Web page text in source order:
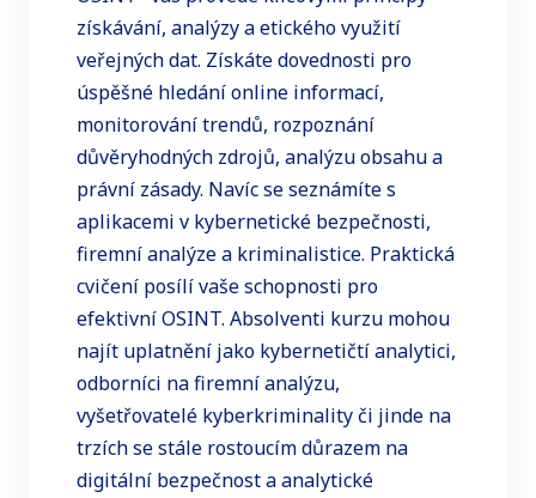
získávání, analýzy a etického využití
veřejných dat. Získáte dovednosti pro
úspěšné hledání online informací,
monitorování trendů, rozpoznání
důvěryhodných zdrojů, analýzu obsahu a
právní zásady. Navíc se seznámíte s
aplikacemi v kybernetické bezpečnosti,
firemní analýze a kriminalistice. Praktická
cvičení posílí vaše schopnosti pro
efektivní OSINT. Absolventi kurzu mohou
najít uplatnění jako kybernetičtí analytici,
odborníci na firemní analýzu,
vyšetřovatelé kyberkriminality či jinde na
trzích se stále rostoucím důrazem na
digitální bezpečnost a analytické